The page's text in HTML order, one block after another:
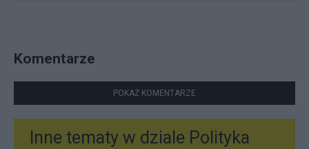
Komentarze
POKAŻ KOMENTARZE
Inne tematy w dziale Polityka